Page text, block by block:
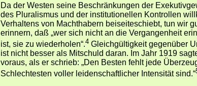
Da der Westen seine Beschränkungen der
des Pluralismus und der institutionellen Kontrollen
Verhaltens von Machthabern beiseiteschiebt, tun wir
erinnern, daß „wer sich nicht an die Vergangenheit
ist, sie zu wiederholen“.4 Gleichgültigkeit gegenüber
ist nicht besser als Mitschuld daran. Im Jahr 1919
voraus, als er schrieb: „Den Besten fehlt jede
Schlechtesten voller leidenschaftlicher Intensität sind.“